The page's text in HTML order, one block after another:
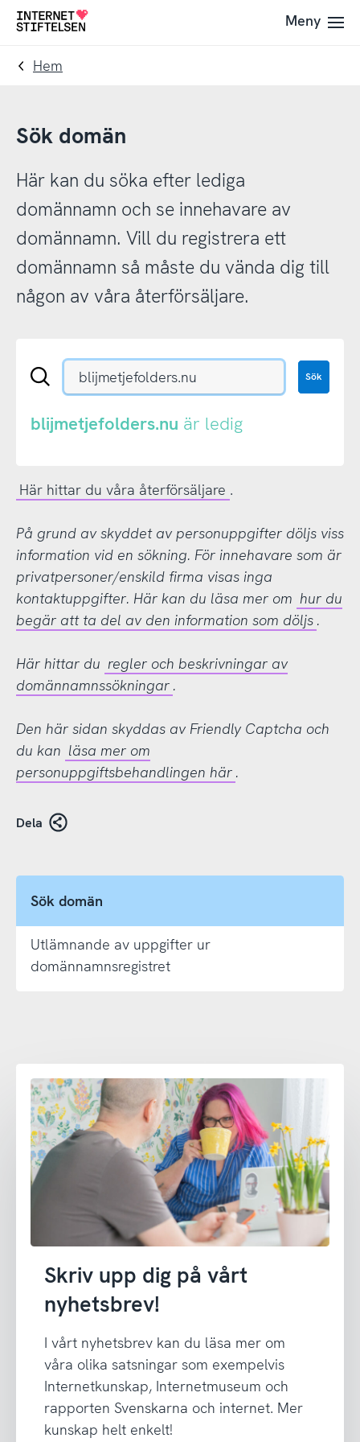
Till
navigering
Till
innehåll
Till
Meny
Hem
Sök domän
Här kan du söka efter lediga
domännamn och se innehavare av
domännamn. Vill du registrera ett
domännamn så måste du vända dig till
någon av våra återförsäljare.
Sök
eller
.nu-
Sök
blijmetjefolders.nu är ledig
Här hittar du våra återförsäljare .
På grund av skyddet av personuppgifter döljs viss
information vid en sökning. För innehavare som är
privatpersoner/enskild firma visas inga
kontaktuppgifter. Här kan du läsa mer om hur du
begär att ta del av den information som döljs .
Här hittar du regler och beskrivningar av
domännamnssökningar .
Den här sidan skyddas av Friendly Captcha och
du kan läsa mer om
personuppgiftsbehandlingen här .
Dela
Sök domän
Utlämnande av uppgifter ur
domännamnsregistret
Skriv upp dig på vårt
nyhetsbrev!
I vårt nyhetsbrev kan du läsa mer om
våra olika satsningar som exempelvis
Internetkunskap, Internetmuseum och
rapporten Svenskarna och internet. Mer
kunskap helt enkelt!